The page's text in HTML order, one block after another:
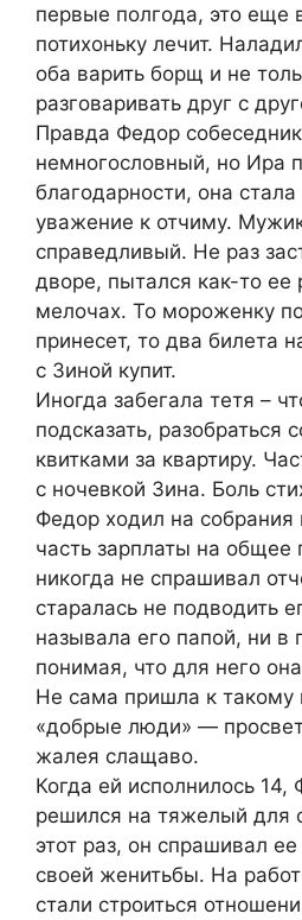
первые полгода, это еще
потихоньку лечит.
оба варить борщ и не
разговаривать друг с
Правда Федор
немногословный, но Ира
благодарности, она
уважение к отчиму.
справедливый. Не раз
дворе, пытался как-то ее
мелочах. То мороженку
принесет, то два билета
с Зиной купит.
Иногда забегала тетя –
подсказать, разобраться
квитками за квартиру.
с ночевкой Зина. Боль
Федор ходил на собрания
часть зарплаты на общее
никогда не спрашивал
старалась не подводить
называла его папой, ни в
понимая, что для него
Не сама пришла к такому
«добрые люди» —
жалея слащаво.
Когда ей исполнилось 14,
решился на тяжелый для
этот раз, он спрашивал
своей женитьбы. На
стали строиться